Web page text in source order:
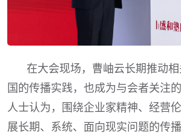
在大会现场，曹岫云长期推动
国的传播实践，也成为与会者关注
人士认为，围绕企业家精神、经营
展长期、系统、面向现实问题的传